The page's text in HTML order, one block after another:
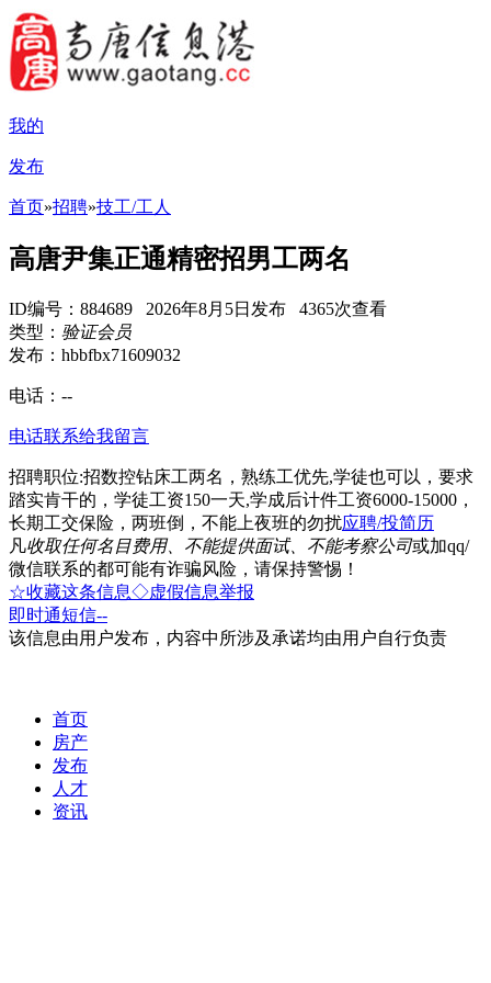
我的
发布
首页»招聘»技工/工人
高唐尹集正通精密招男工两名
ID编号：884689 2026年8月5日发布 4365次查看
类型： 验证会员
发布：hbbfbx71609032
电话： --
电话联系给我留言
招聘职位:招数控钻床工两名，熟练工优先,学徒也可以，要求
踏实肯干的，学徒工资150一天,学成后计件工资6000-15000，
长期工交保险，两班倒，不能上夜班的勿扰应聘/投简历
凡收取任何名目费用、不能提供面试、不能考察公司或加qq/
微信联系的都可能有诈骗风险，请保持警惕！
☆收藏这条信息◇虚假信息举报
即时通短信--
该信息由用户发布，内容中所涉及承诺均由用户自行负责
首页
房产
发布
人才
资讯